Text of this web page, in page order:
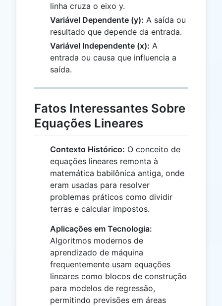
linha cruza o eixo y.
Variável Dependente (y): A saída ou
resultado que depende da entrada.
Variável Independente (x): A
entrada ou causa que influencia a
saída.
Fatos Interessantes Sobre
Equações Lineares
Contexto Histórico: O conceito de
equações lineares remonta à
matemática babilônica antiga, onde
eram usadas para resolver
problemas práticos como dividir
terras e calcular impostos.
Aplicações em Tecnologia:
Algoritmos modernos de
aprendizado de máquina
frequentemente usam equações
lineares como blocos de construção
para modelos de regressão,
permitindo previsões em áreas